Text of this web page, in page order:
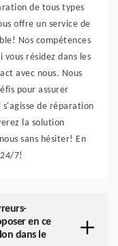
de tous types
offre un service de
Nos compétences
résidez dans les
avec nous. Nous
pour assurer
de réparation
la solution
sans hésiter! En
7!
en ce
dans le